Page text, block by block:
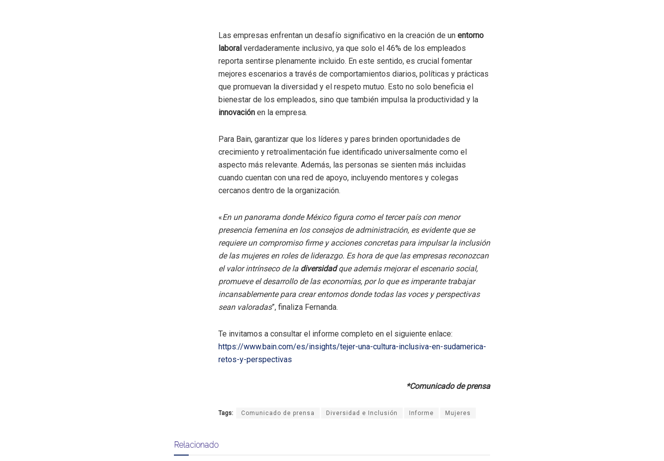
Las empresas enfrentan un desafío significativo en la creación de un entorno
laboral verdaderamente inclusivo, ya que solo el 46% de los empleados
reporta sentirse plenamente incluido. En este sentido, es crucial fomentar
mejores escenarios a través de comportamientos diarios, políticas y prácticas
que promuevan la diversidad y el respeto mutuo. Esto no solo beneficia el
bienestar de los empleados, sino que también impulsa la productividad y la
innovación en la empresa.
Para Bain, garantizar que los líderes y pares brinden oportunidades de
crecimiento y retroalimentación fue identificado universalmente como el
aspecto más relevante. Además, las personas se sienten más incluidas
cuando cuentan con una red de apoyo, incluyendo mentores y colegas
cercanos dentro de la organización.
«En un panorama donde México figura como el tercer país con menor
presencia femenina en los consejos de administración, es evidente que se
requiere un compromiso firme y acciones concretas para impulsar la inclusión
de las mujeres en roles de liderazgo. Es hora de que las empresas reconozcan
el valor intrínseco de la diversidadque además mejorar el escenario social,
promueve el desarrollo de las economías, por lo que es imperante trabajar
incansablemente para crear entornos donde todas las voces y perspectivas
sean valoradas”, finaliza Fernanda.
Te invitamos a consultar el informe completo en el siguiente enlace:
https://www.bain.com/es/insights/tejer-una-cultura-inclusiva-en-sudamerica-
retos-y-perspectivas
*Comunicado de prensa
Tags: Comunicado de prensa Diversidad e Inclusión Informe Mujeres
Relacionado